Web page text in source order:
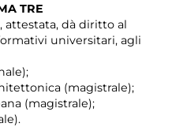
TRE
attestata, dà diritto al
universitari, agli
(magistrale);
(magistrale);